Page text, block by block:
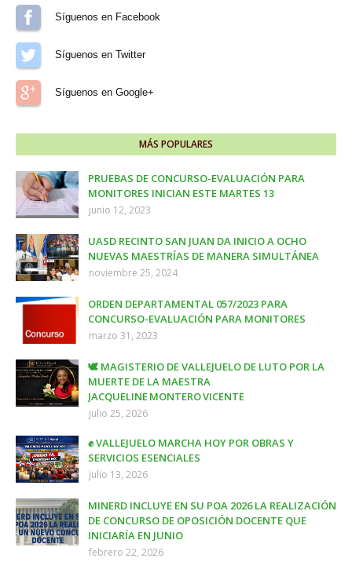
Síguenos en Facebook
Síguenos en Twitter
Síguenos en Google+
MÁS POPULARES
PRUEBAS DE CONCURSO-EVALUACIÓN PARA
MONITORES INICIAN ESTE MARTES 13
junio 12, 2023
UASD RECINTO SAN JUAN DA INICIO A OCHO
NUEVAS MAESTRÍAS DE MANERA SIMULTÁNEA
noviembre 25, 2024
ORDEN DEPARTAMENTAL 057/2023 PARA
CONCURSO-EVALUACIÓN PARA MONITORES
marzo 31, 2023
🕊️ MAGISTERIO DE VALLEJUELO DE LUTO POR LA
MUERTE DE LA MAESTRA
JACQUELINE MONTERO VICENTE
julio 25, 2026
✊ VALLEJUELO MARCHA HOY POR OBRAS Y
SERVICIOS ESENCIALES
julio 13, 2026
MINERD INCLUYE EN SU POA 2026 LA REALIZACIÓN
DE CONCURSO DE OPOSICIÓN DOCENTE QUE
INICIARÍA EN JUNIO
febrero 22, 2026